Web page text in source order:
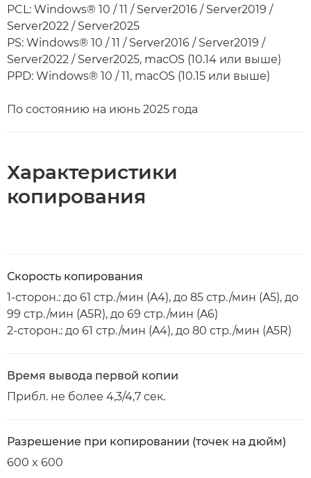
PCL: Windows® 10 / 11 / Server2016 / Server2019 /
Server2022 / Server2025
PS: Windows® 10 / 11 / Server2016 / Server2019 /
Server2022 / Server2025, macOS (10.14 или выше)
PPD: Windows® 10 / 11, macOS (10.15 или выше)
По состоянию на июнь 2025 года
Характеристики
копирования
Скорость копирования
1-сторон.: до 61 стр./мин (A4), до 85 стр./мин (A5), до
99 стр./мин (A5R), до 69 стр./мин (A6)
2-сторон.: до 61 стр./мин (A4), до 80 стр./мин (A5R)
Время вывода первой копии
Прибл. не более 4,3/4,7 сек.
Разрешение при копировании (точек на дюйм)
600 x 600